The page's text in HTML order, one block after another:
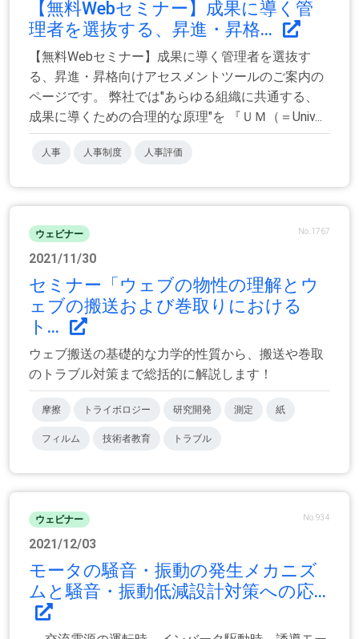
【無料Webセミナー】成果に導く管
理者を選抜する、昇進・昇格...
【無料Webセミナー】成果に導く管理者を選抜す
る、昇進・昇格向けアセスメントツールのご案内の
ページです。 弊社では"あらゆる組織に共通する、
成果に導くための合理的な原理"を 『ＵＭ（＝Univ...
人事 人事制度 人事評価
ウェビナー No.1767
2021/11/30
セミナー「ウェブの物性の理解とウ
ェブの搬送および巻取りにおける
ト...
ウェブ搬送の基礎的な力学的性質から、搬送や巻取
のトラブル対策まで総括的に解説します！
摩擦 トライボロジー 研究開発 測定 紙
フィルム 技術者教育 トラブル
ウェビナー No.934
2021/12/03
モータの騒音・振動の発生メカニズ
ムと騒音・振動低減設計対策への応...